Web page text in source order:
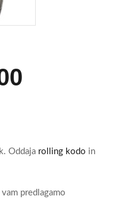
Oddaja rolling kodo in
predlagamo